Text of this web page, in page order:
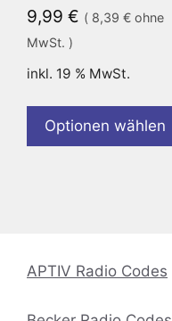
9,99 € ( 8,39 € ohne
MwSt. )
inkl. 19 % MwSt.
Optionen wählen
APTIV Radio Codes